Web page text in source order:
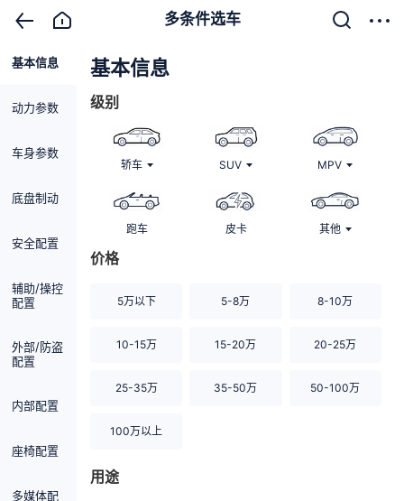
多条件选车
基本信息
动力参数
车身参数
底盘制动
安全配置
辅助/操控
配置
外部/防盗
配置
内部配置
座椅配置
多媒体配
基本信息
级别
轿车 SUV MPV
跑车 皮卡 其他
价格
5万以下 5-8万 8-10万
10-15万 15-20万 20-25万
25-35万 35-50万 50-100万
100万以上
用途